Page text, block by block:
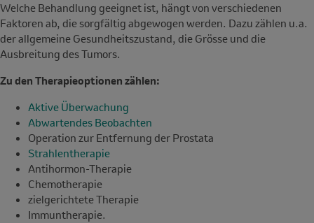
Welche Behandlung geeignet ist, hängt von verschiedenen
Faktoren ab, die sorgfältig abgewogen werden. Dazu zählen u.a.
der allgemeine Gesundheitszustand, die Grösse und die
Ausbreitung des Tumors.
Zu den Therapieoptionen zählen:
Aktive Überwachung
Abwartendes Beobachten
Operation zur Entfernung der Prostata
Strahlentherapie
Antihormon-Therapie
Chemotherapie
zielgerichtete Therapie
Immuntherapie.